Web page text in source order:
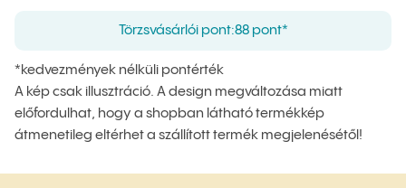
Törzsvásárlói pont:88 pont*
*kedvezmények nélküli pontérték
A kép csak illusztráció. A design megváltozása miatt
előfordulhat, hogy a shopban látható termékkép
átmenetileg eltérhet a szállított termék megjelenésétől!